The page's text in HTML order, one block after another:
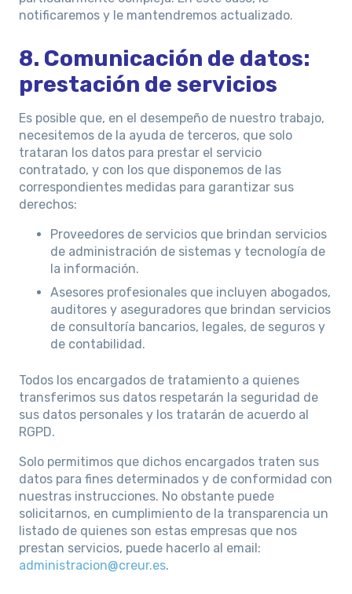
notificaremos y le mantendremos actualizado.
8. Comunicación de datos:
prestación de servicios
Es posible que, en el desempeño de nuestro trabajo,
necesitemos de la ayuda de terceros, que solo
trataran los datos para prestar el servicio
contratado, y con los que disponemos de las
correspondientes medidas para garantizar sus
derechos:
Proveedores de servicios que brindan servicios
de administración de sistemas y tecnología de
la información.
Asesores profesionales que incluyen abogados,
auditores y aseguradores que brindan servicios
de consultoría bancarios, legales, de seguros y
de contabilidad.
Todos los encargados de tratamiento a quienes
transferimos sus datos respetarán la seguridad de
sus datos personales y los tratarán de acuerdo al
RGPD.
Solo permitimos que dichos encargados traten sus
datos para fines determinados y de conformidad con
nuestras instrucciones. No obstante puede
solicitarnos, en cumplimiento de la transparencia un
listado de quienes son estas empresas que nos
prestan servicios, puede hacerlo al email:
administracion@creur.es.